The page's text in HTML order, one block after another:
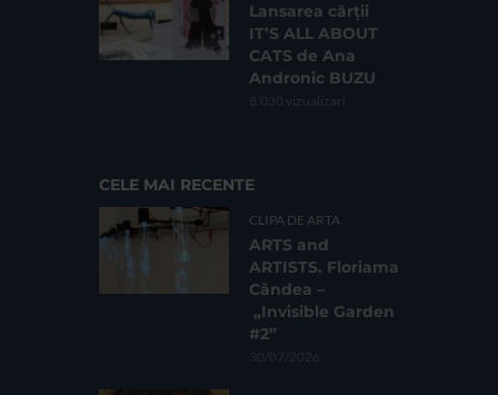
Lansarea cărții
IT’S ALL ABOUT
CATS de Ana
Andronic BUZU
8.030 vizualizari
CELE MAI RECENTE
CLIPA DE ARTA
ARTS and
ARTISTS. Floriama
Cândea –
„Invisible Garden
#2”
30/07/2026